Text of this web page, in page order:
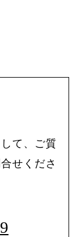
て、ご質
せくださ